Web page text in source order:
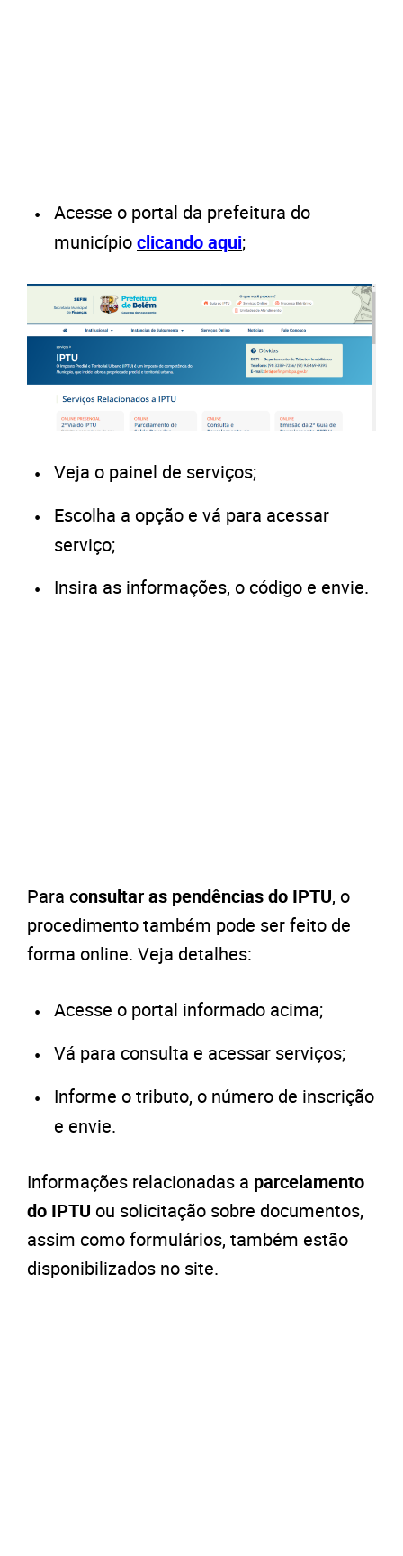
Acesse o portal da prefeitura do
municípioclicando aqui;
Veja o painel de serviços;
Escolha a opção e vá para acessar
serviço;
Insira as informações, o código e envie.
Para consultar as pendências do IPTU, o
procedimento também pode ser feito de
forma online. Veja detalhes:
Acesse o portal informado acima;
Vá para consulta e acessar serviços;
Informe o tributo, o número de inscrição
e envie.
Informações relacionadas a parcelamento
do IPTU ou solicitação sobre documentos,
assim como formulários, também estão
disponibilizados no site.